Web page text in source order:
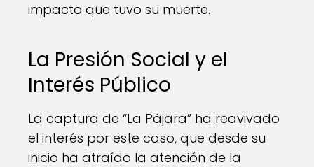
impacto que tuvo su muerte.
La Presión Social y el
Interés Público
La captura de “La Pájara” ha reavivado
el interés por este caso, que desde su
inicio ha atraído la atención de la